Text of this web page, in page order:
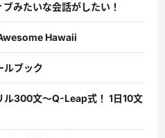
ブみたいな会話がしたい！
Hawaii
ルブック
ル300文〜Q-Leap式！ 1日10文